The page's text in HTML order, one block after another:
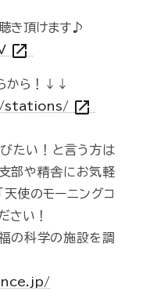
き頂けます♪
open_in_new
から！↓↓
stations/ open_in_new
たい！と言う方は
部や精舎にお気軽
使のモーニングコ
さい！
の科学の施設を調